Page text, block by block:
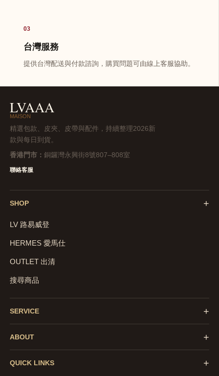
03
台灣服務
提供台灣配送與付款諮詢，購買問題可由線上客服協助。
LVAAA
MAISON
精選包款、皮夾、皮帶與配件，持續整理2026新
款與每日到貨。
香港門市： 銅鑼灣永興街8號807–808室
聯絡客服
SHOP +
LV 路易威登
HERMES 愛馬仕
OUTLET 出清
搜尋商品
SERVICE +
ABOUT +
QUICK LINKS +